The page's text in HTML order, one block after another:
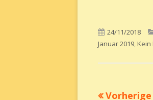
Veröffentlicht
am
24/11/2018
Januar 2019,Kein